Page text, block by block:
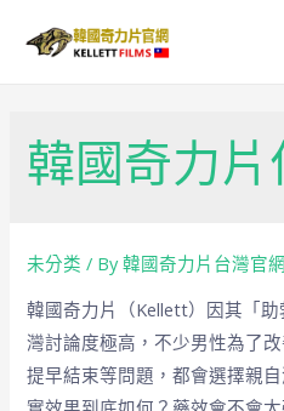
韓國奇力片
未分类 / By韓國奇力片台灣官網
韓國奇力片（Kellett）因其「
灣討論度極高，不少男性為了
提早結束等問題，都會選擇親